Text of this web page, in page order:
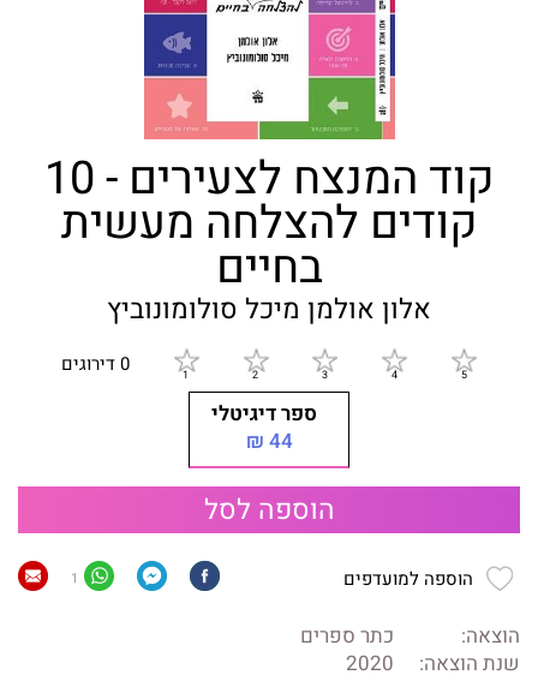
קוד המנצח לצעירים - 10
קודים להצלחה מעשית
בחיים
אלון אולמן מיכל סולומונוביץ
0 דירוגים
ספר דיגיטלי
44 ₪
הוספה לסל
הוספה למועדפים 1
הוצאה:
כתר ספרים
שנת הוצאה:
2020